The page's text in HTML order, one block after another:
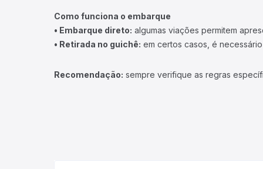
Como funciona o embarque
• Embarque direto: algumas viações permitem
• Retirada no guichê: em certos casos, é
Recomendação: sempre verifique as regras